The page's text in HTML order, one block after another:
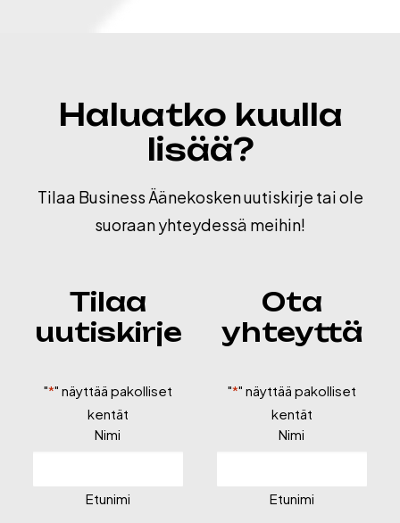
Haluatko kuulla
lisää?
Tilaa Business Äänekosken uutiskirje tai ole
suoraan yhteydessä meihin!
Tilaa
uutiskirje
"*" näyttää pakolliset
kentät
Nimi
Etunimi
Ota
yhteyttä
"*" näyttää pakolliset
kentät
Nimi
Etunimi